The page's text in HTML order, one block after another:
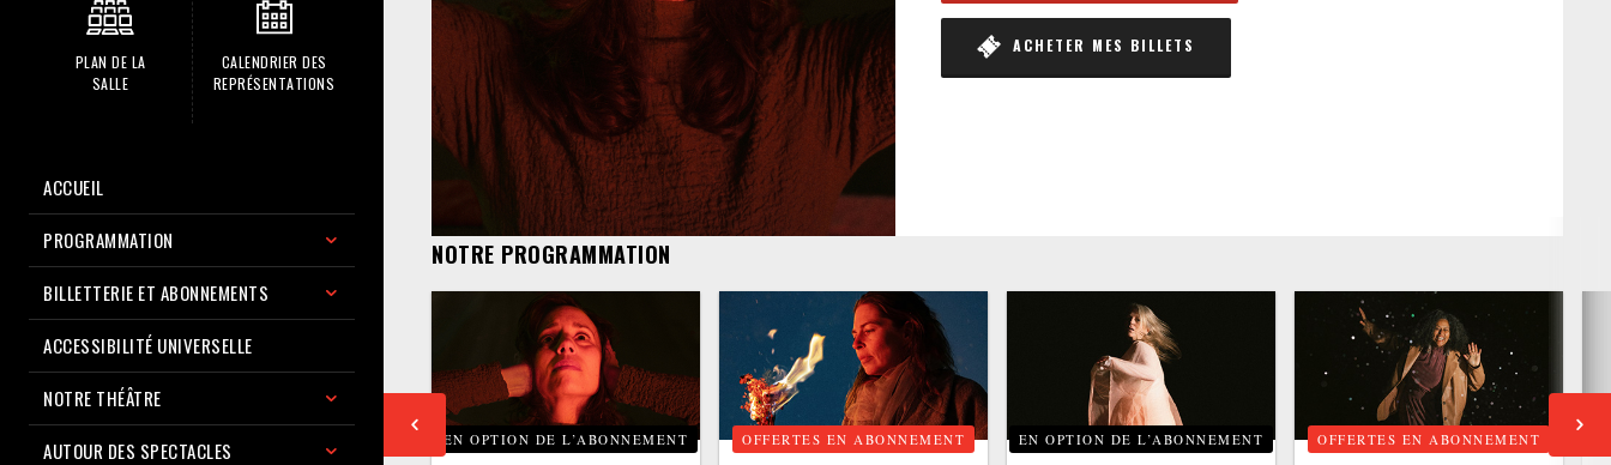
PLAN DE LA
SALLE
CALENDRIER DES
REPRÉSENTATIONS
ACCUEIL
PROGRAMMATION
BILLETTERIE ET ABONNEMENTS
ACCESSIBILITÉ UNIVERSELLE
NOTRE THÉÂTRE
AUTOUR DES SPECTACLES
ACHETER MES BILLETS
NOTRE PROGRAMMATION
EN OPTION DE L’ABONNEMENT OFFERTES EN ABONNEMENT EN OPTION DE L’ABONNEMENT OFFERTES EN ABONNEMENT